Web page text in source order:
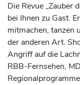
Die Revue „Zauber
bei Ihnen zu Gast.
mitmachen, tanzen
der anderen Art.
Angriff auf die
RBB-Fernsehen,